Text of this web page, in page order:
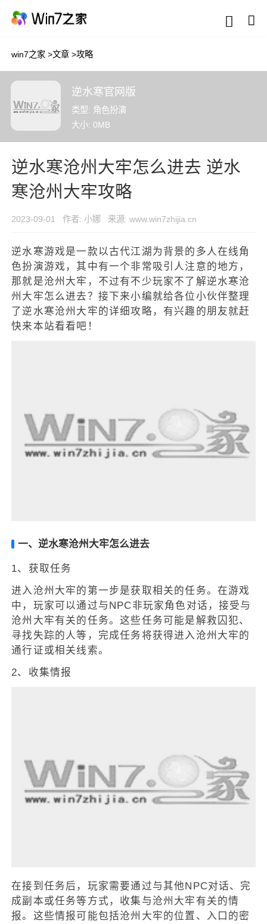
win7之家 >文章 >攻略
逆水寒官网版
类型: 角色扮演
大小: 0MB
逆水寒沧州大牢怎么进去 逆水
寒沧州大牢攻略
2023-09-01 作者: 小娜 来源: www.win7zhijia.cn
逆水寒游戏是一款以古代江湖为背景的多人在线角
色扮演游戏，其中有一个非常吸引人注意的地方，
那就是沧州大牢，不过有不少玩家不了解逆水寒沧
州大牢怎么进去？接下来小编就给各位小伙伴整理
了逆水寒沧州大牢的详细攻略，有兴趣的朋友就赶
快来本站看看吧！
一、逆水寒沧州大牢怎么进去
1、获取任务
进入沧州大牢的第一步是获取相关的任务。在游戏
中，玩家可以通过与NPC非玩家角色对话，接受与
沧州大牢有关的任务。这些任务可能是解救囚犯、
寻找失踪的人等，完成任务将获得进入沧州大牢的
通行证或相关线索。
2、收集情报
在接到任务后，玩家需要通过与其他NPC对话、完
成副本或任务等方式，收集与沧州大牢有关的情
报。这些情报可能包括沧州大牢的位置、入口的密